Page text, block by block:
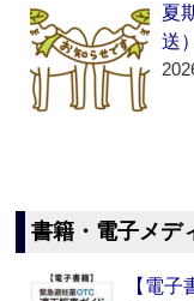
夏
送
書籍・電子メデ
【電